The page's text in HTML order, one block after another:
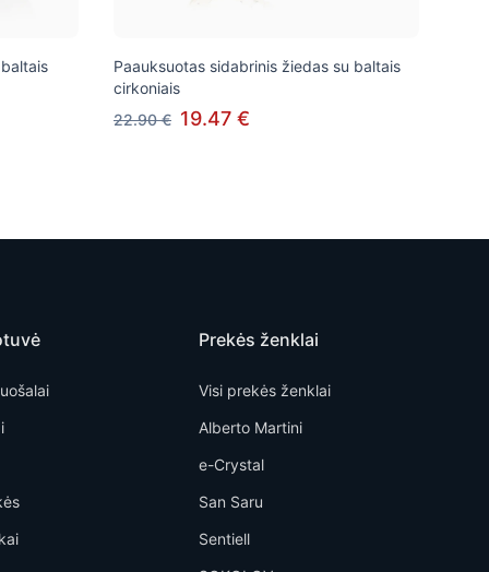
Paauksuotas sidabrinis žiedas su baltais
cirkoniais
22.90 € 19.47 €
Prekės ženklai
Visi prekės ženklai
Alberto Martini
e-Crystal
San Saru
Sentiell